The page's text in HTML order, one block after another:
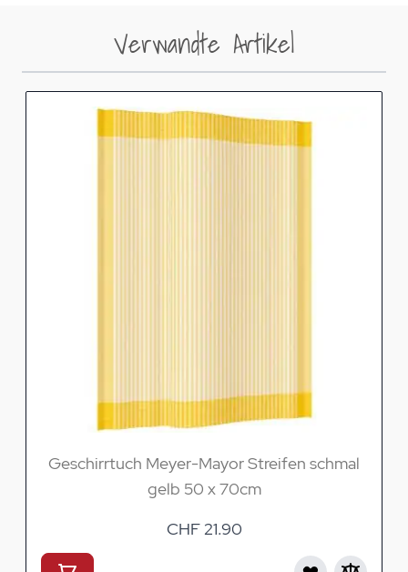
Verwandte Artikel
Geschirrtuch Meyer-Mayor Streifen schmal
gelb 50 x 70cm
CHF 21.90